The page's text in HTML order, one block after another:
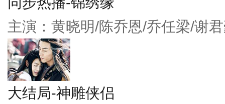
主演：黄晓明/陈乔恩/乔任梁/谢
大结局-神雕侠侣